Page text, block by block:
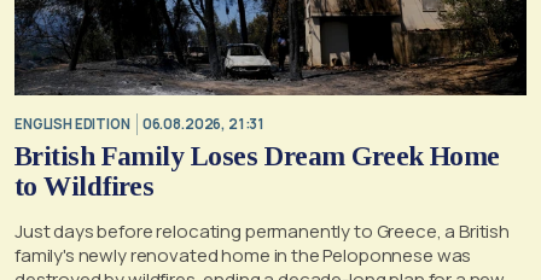
ENGLISH EDITION 06.08.2026, 21:31
British Family Loses Dream Greek Home
to Wildfires
Just days before relocating permanently to Greece, a British
family's newly renovated home in the Peloponnese was